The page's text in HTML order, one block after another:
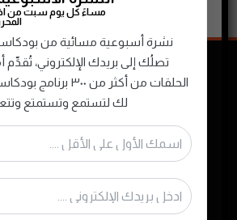
الصوتي الفلسطيني والعربي
وقت
مساءً كل يوم سبت من
نشرة أسبوعية مسائية من
تصلُك إلى بريدك الإلكتروني،
الحلقات من أكثر من ٣٠٠
لك لتستمع وتستمتع